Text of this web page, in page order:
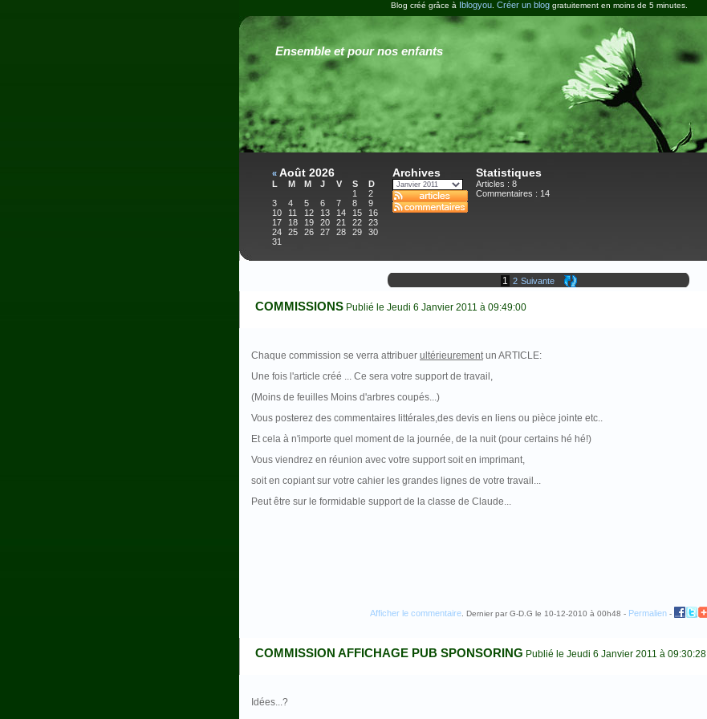
Blog créé grâce à Iblogyou Créer un blog gratuitement en moins de 5 minutes.
Ensemble et pour nos enfants
« Août 2026
L M M J V S
D
1
2
3
4 5 6 7 8
9
10
11 12 13 14 15
16
17
18 19 20 21 22
23
24
25 26 27 28 29
30
31
Archives Statistiques
Articles : 8
Commentaires : 14
1 2 Suivante
COMMISSIONS Publié le Jeudi 6 Janvier 2011 à 09:49:00
Chaque commission se verra attribuer ultérieurementun ARTICLE:
Une fois l'article créé ... Ce sera votre support de travail,
(Moins de feuilles Moins d'arbres coupés...)
Vous posterez des commentaires littérales,des devis en liens ou pièce jointe etc..
Et cela à n'importe quel moment de la journée, de la nuit (pour certains hé hé!)
Vous viendrez en réunion avec votre support soit en imprimant,
soit en copiant sur votre cahier les grandes lignes de votre travail...
Peut être sur le formidable support de la classe de Claude...
Afficher le commentaire. Dernier par G-D.G le 10-12-2010 à 00h48 - Permalien-
COMMISSION AFFICHAGE PUB SPONSORING Publié le Jeudi 6 Janvier 2011 à 09:30:28
Idées...?